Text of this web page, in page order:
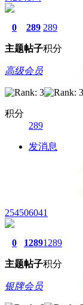
0
主题
289
帖子
289
积分
高级会员
积分
289
发消息
254506041
0
主题
1289
帖子
1289
积分
银牌会员